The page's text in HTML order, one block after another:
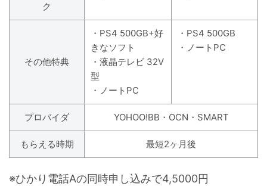
ク
その他特典
・PS4 500GB+好
きなソフト
・液晶テレビ 32V
型
・ノートPC
・PS4 500GB
・ノートPC
プロバイダ YOHOO!BB・OCN・SMART
もらえる時期 最短2ヶ月後
※ひかり電話Aの同時申し込みで4,5000円